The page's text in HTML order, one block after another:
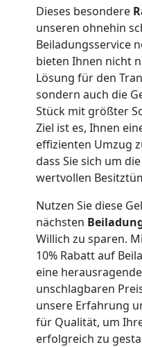
Dieses besondere
unseren ohnehin
Beiladungsservice
bieten Ihnen nicht
Lösung für den
sondern auch die
Stück mit größter
Ziel ist es, Ihnen
effizienten Umzug
dass Sie sich um
wertvollen
Nutzen Sie diese
nächsten
Willich zu sparen.
10% Rabatt auf
eine
unschlagbaren
unsere Erfahrung
für Qualität, um
erfolgreich zu
Leonding
Qualitäts-
Umzüge
Leonding
Leonding
Anfrage